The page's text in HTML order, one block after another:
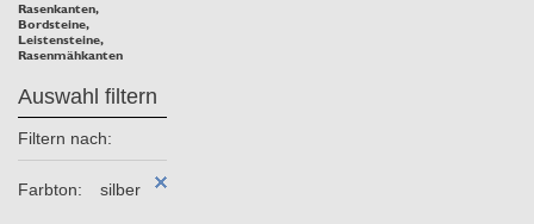
Rasenkanten,
Bordsteine,
Leistensteine,
Rasenmähkanten
Auswahl filtern
Filtern nach:
Farbton: silber